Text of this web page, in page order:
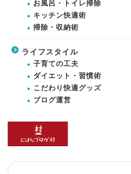
お風呂・トイレ掃除
キッチン快適術
掃除・収納術
ライフスタイル
子育ての工夫
ダイエット・習慣術
こだわり快適グッズ
ブログ運営